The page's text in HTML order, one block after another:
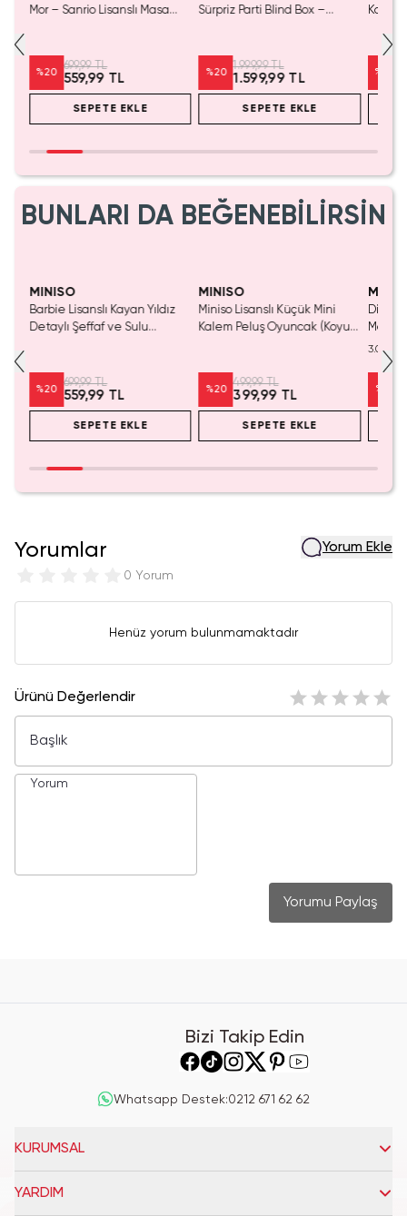
Mor – Sanrio Lisanslı Masa
%20
699,99 TL
559,99 TL
SEPETE EKLE
Sürpriz Parti Blind Box –
%20
1.999,99 TL
1.599,99 TL
SEPETE EKLE
%
BUNLARI DA BEĞENEBİLİRSİN
MINISO
Barbie Lisanslı Kayan Yıldız
Detaylı Şeffaf ve Sulu
%20
699,99 TL
559,99 TL
SEPETE EKLE
MINISO
Miniso Lisanslı Küçük Mini
Kalem Peluş Oyuncak (Koyu
%20
499,99 TL
399,99 TL
SEPETE EKLE
Mouse
Mini
3.0
%
Yorumlar
0 Yorum
Yorum Ekle
Henüz yorum bulunmamaktadır
Ürünü Değerlendir
Yorumu Paylaş
Bizi Takip Edin
Whatsapp Destek:0212 671 62 62
KURUMSAL
YARDIM